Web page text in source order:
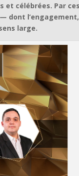
célébrées. Par
dont
large.